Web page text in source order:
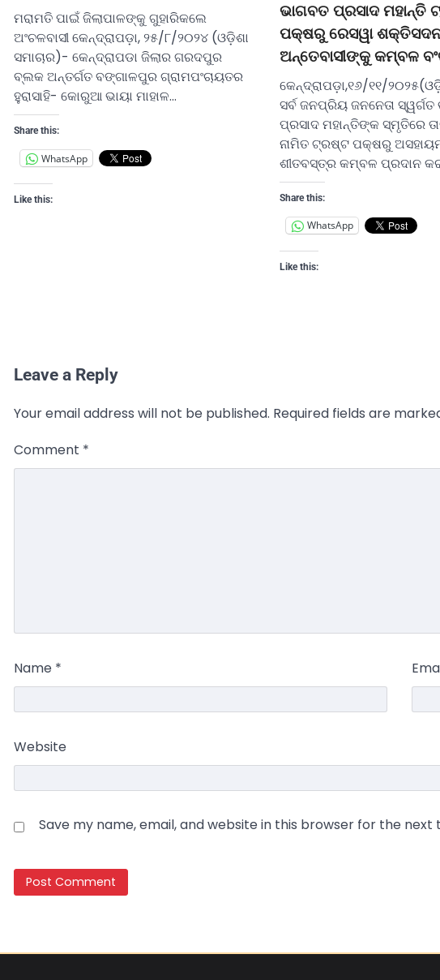
ମରାମତି ପାଇଁ ଜିଲାପାଳଙ୍କୁ ଗୁହାରିକଲେ
ଅଂଚଳବାସୀ କେନ୍ଦ୍ରାପଡ଼ା, ୨୫/୮/୨୦୨୪ (ଓଡ଼ିଶା
ସମାଚାର)- କେନ୍ଦ୍ରାପଡା ଜିଲାର ଗରଦପୁର
ବ୍ଲକ ଅନ୍ତର୍ଗତ ବଙ୍ଗାଳପୁର ଗ୍ରାମପଂଚାୟତର
ହୁରାସାହି- କୋରୁଆ ଭାୟା ମାହାଳ…
Share this:
WhatsApp
Like this:
ଭାଗବତ ପ୍ରସାଦ ମହାନ୍ତି
ପକ୍ଷରୁ ରେସୱା
ଅନ୍ତେବାସୀଙ୍କୁ କମ୍ବଳ
କେନ୍ଦ୍ରାପଡ଼ା,୧୬/୧୧/
ସର୍ବ ଜନପ୍ରିୟ ଜନନେତା
ପ୍ରସାଦ ମହାନ୍ତିଙ୍କ ସ୍ମୃତିରେ
ନାମିତ ଟ୍ରଷ୍ଟ ପକ୍ଷରୁ
ଶୀତବସ୍ତ୍ର କମ୍ବଳ ପ୍ରଦାନ
Share this:
WhatsApp
Like this:
Leave a Reply
Your email address will not be published. Required fields are
Comment *
Name *
Website
Save my name, email, and website in this browser for the next